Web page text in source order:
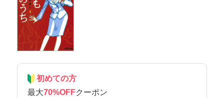
初めての方
最大70%OFFクーポン